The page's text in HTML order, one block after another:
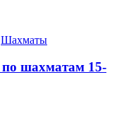
Шахматы
по шахматам 15-